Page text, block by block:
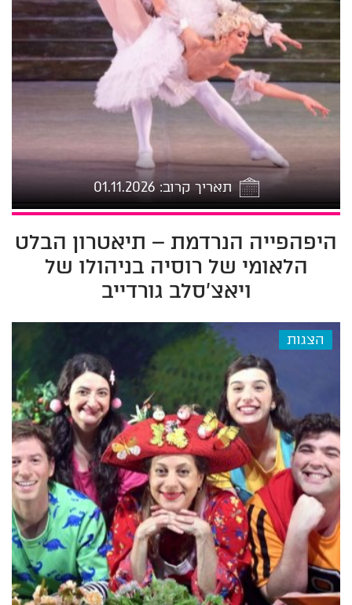
תאריך קרוב: 01.11.2026
היפהפייה הנרדמת – תיאטרון הבלט
הלאומי של רוסיה בניהולו של
ויאצ'סלב גורדייב
הצגות